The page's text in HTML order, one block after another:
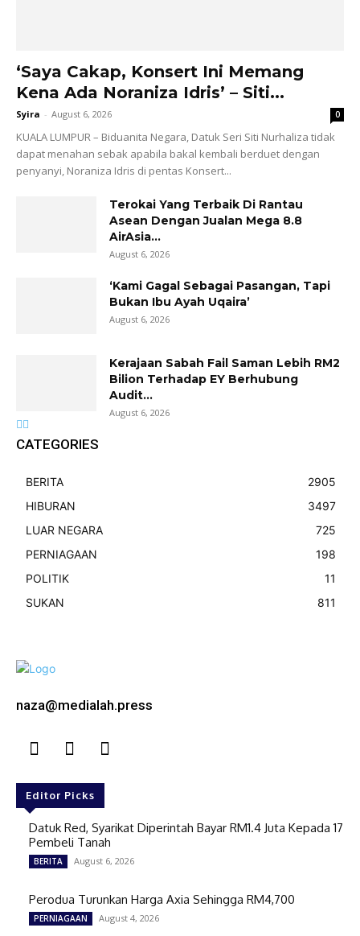
‘Saya Cakap, Konsert Ini Memang
Kena Ada Noraniza Idris’ – Siti...
Syira - August 6, 2026 0
KUALA LUMPUR – Biduanita Negara, Datuk Seri Siti Nurhaliza tidak
dapat menahan sebak apabila bakal kembali berduet dengan
penyanyi, Noraniza Idris di pentas Konsert...
Terokai Yang Terbaik Di Rantau
Asean Dengan Jualan Mega 8.8
AirAsia...
August 6, 2026
‘Kami Gagal Sebagai Pasangan, Tapi
Bukan Ibu Ayah Uqaira’
August 6, 2026
Kerajaan Sabah Fail Saman Lebih RM2
Bilion Terhadap EY Berhubung
Audit...
August 6, 2026
CATEGORIES
BERITA
2905
HIBURAN
3497
LUAR NEGARA
725
PERNIAGAAN
198
POLITIK
11
SUKAN
811
naza@medialah.press
Editor Picks
Datuk Red, Syarikat Diperintah Bayar RM1.4 Juta Kepada 17
Pembeli Tanah
BERITA August 6, 2026
Perodua Turunkan Harga Axia Sehingga RM4,700
PERNIAGAAN August 4, 2026